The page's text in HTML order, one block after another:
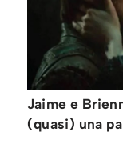
Jaime e
(quasi) una